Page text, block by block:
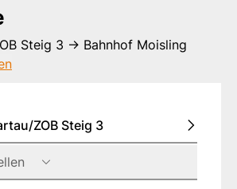
Steig 3 -> Bahnhof Moisling
ZOB Steig 3